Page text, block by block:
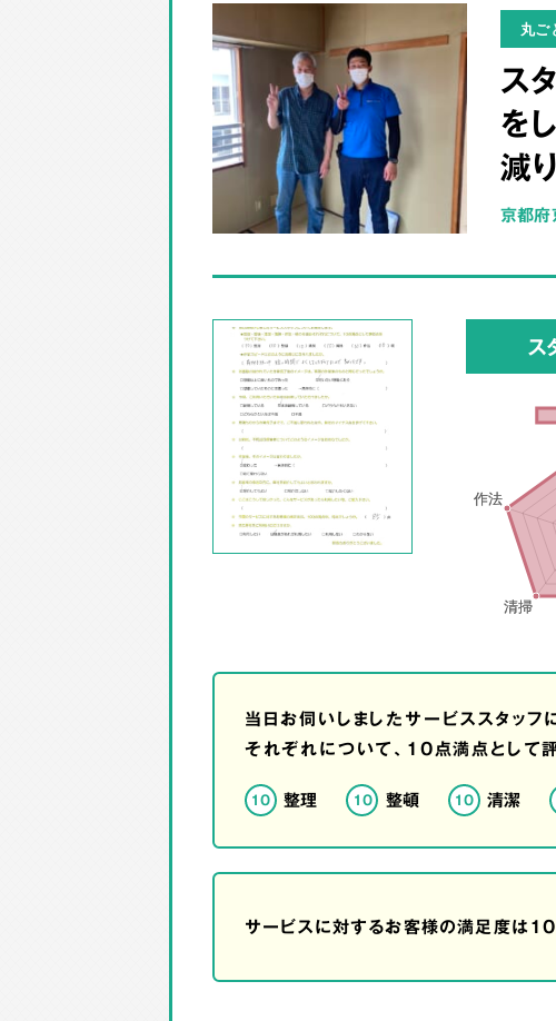
丸ご
ス
を
減
京都
ス
当日お伺いしましたサービススタッフ
それぞれについて、10点満点として
10 整理 10 整頓 10 清潔
サービスに対するお客様の満足度は